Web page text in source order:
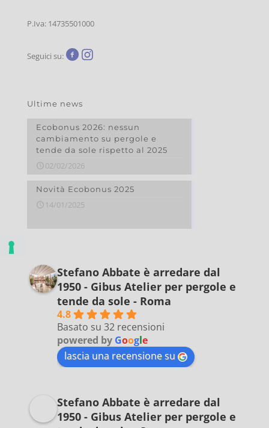
P.Iva: 14735501000
Seguici su:
Ultime news
Ecobonus 2026: nessun
cambiamento su pergole e
tende da sole rispetto al 2025
02/02/2026
Novità Ecobonus 2025
14/01/2025
Stefano Abbate è arredare dal
1950 - Gibus Atelier per pergole e
tende da sole - Roma
4.8
Basato su 32 recensioni
powered by Google
lascia una recensione su
Stefano Abbate è arredare dal
1950 - Gibus Atelier per pergole e